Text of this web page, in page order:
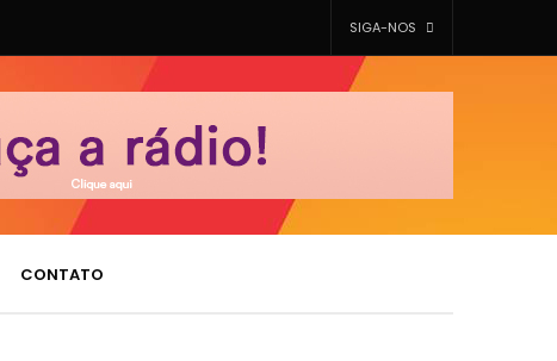
SIGA-NOS
CONTATO